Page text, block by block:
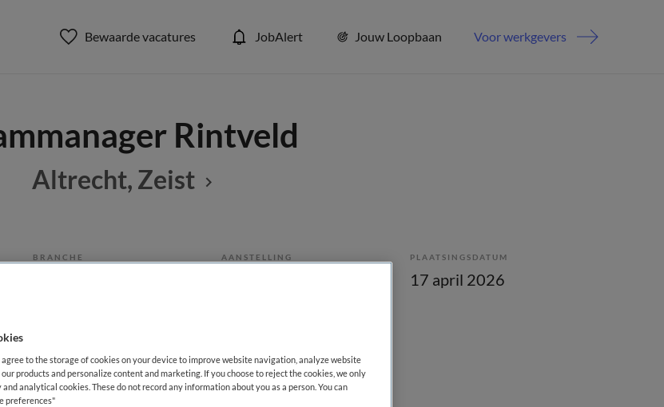
Bewaarde vacatures JobAlert Jouw Loopbaan Voor werkgevers
Rintveld
Altrecht, Zeist
BRANCHE AANSTELLING PLAATSINGSDATUM
17 april 2026
Fulltime
agree to the storage of cookies on your device to improve website navigation, analyze website
products and personalize content and marketing. If you choose to reject the cookies, we only
analytical cookies. These do not record any information about you as a person. You can
preferences"